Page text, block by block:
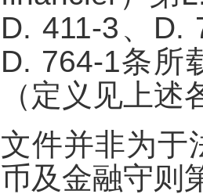
D. 411-3、D.
D. 764-1条所
（定义见上
文件并非为于
币及金融守则